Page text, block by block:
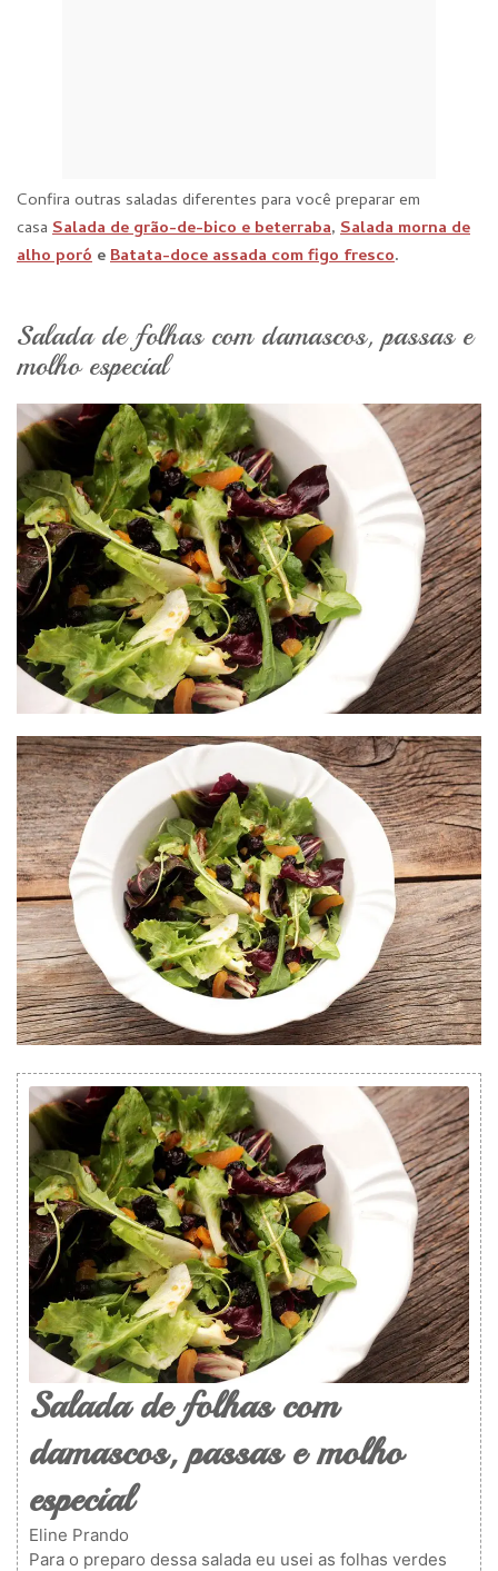
Confira outras saladas diferentes para você preparar em
casa Salada de grão-de-bico e beterraba, Salada morna de
alho poró eBatata-doce assada com figo fresco.
Salada de folhas com damascos, passas e
molho especial
Salada de folhas com
damascos, passas e molho
especial
Eline Prando
Para o preparo dessa salada eu usei as folhas verdes